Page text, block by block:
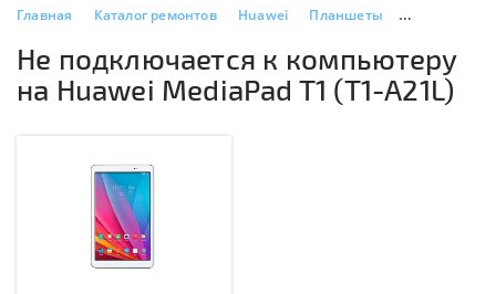
Главная Каталог ремонтов Huawei Планшеты Huawei
Не подключается к компьютеру
на Huawei MediaPad T1 (T1-A21L)